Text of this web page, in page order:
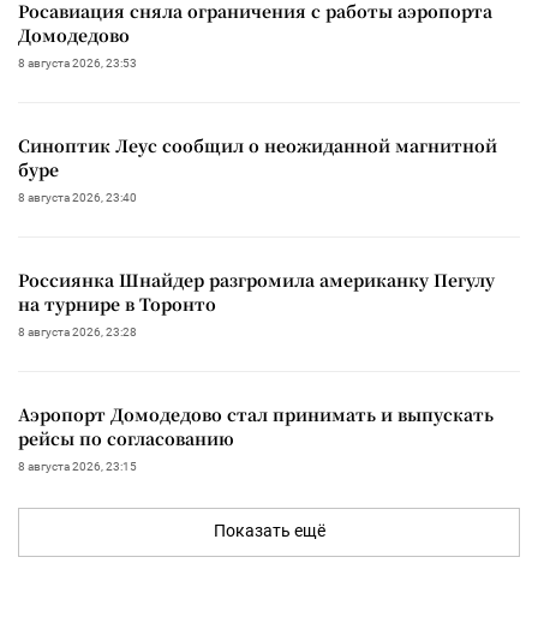
Росавиация сняла ограничения с работы аэропорта
Домодедово
8 августа 2026, 23:53
Синоптик Леус сообщил о неожиданной магнитной
буре
8 августа 2026, 23:40
Россиянка Шнайдер разгромила американку Пегулу
на турнире в Торонто
8 августа 2026, 23:28
Аэропорт Домодедово стал принимать и выпускать
рейсы по согласованию
8 августа 2026, 23:15
Показать ещё